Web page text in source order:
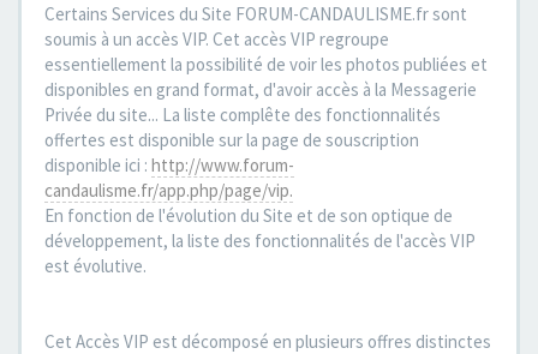
Certains Services du Site FORUM-CANDAULISME.fr sont
soumis à un accès VIP. Cet accès VIP regroupe
essentiellement la possibilité de voir les photos publiées et
disponibles en grand format, d'avoir accès à la Messagerie
Privée du site... La liste complête des fonctionnalités
offertes est disponible sur la page de souscription
disponible ici : http://www.forum-
candaulisme.fr/app.php/page/vip.
En fonction de l'évolution du Site et de son optique de
développement, la liste des fonctionnalités de l'accès VIP
est évolutive.
Cet Accès VIP est décomposé en plusieurs offres distinctes